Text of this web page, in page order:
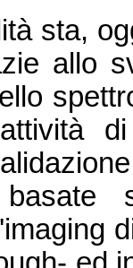
sta,
allo